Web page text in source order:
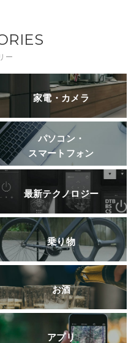
ー
家電・カメラ
パソコン・
スマートフォン
最新テクノロジー
乗り物
お酒
アプリ